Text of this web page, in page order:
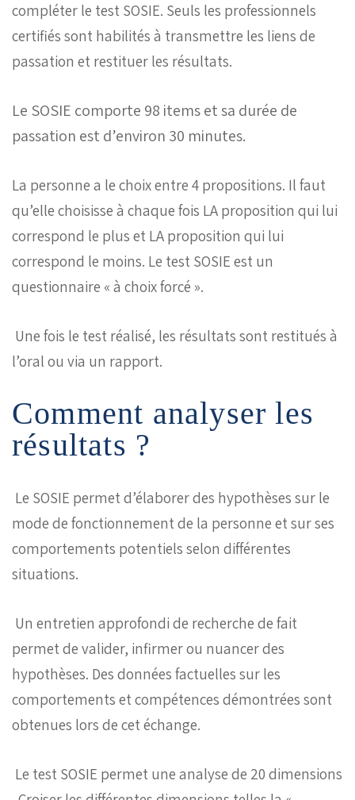
compléter le test SOSIE. Seuls les professionnels
certifiés sont habilités à transmettre les liens de
passation et restituer les résultats.
Le SOSIE comporte 98 items et sa durée de
passation est d’environ 30 minutes.
La personne a le choix entre 4 propositions. Il faut
qu’elle choisisse à chaque fois LA proposition qui lui
correspond le plus et LA proposition qui lui
correspond le moins. Le test SOSIE est un
questionnaire « à choix forcé ».
Une fois le test réalisé, les résultats sont restitués à
l’oral ou via un rapport.
Comment analyser les
résultats ?
Le SOSIE permet d’élaborer des hypothèses sur le
mode de fonctionnement de la personne et sur ses
comportements potentiels selon différentes
situations.
Un entretien approfondi de recherche de fait
permet de valider, infirmer ou nuancer des
hypothèses. Des données factuelles sur les
comportements et compétences démontrées sont
obtenues lors de cet échange.
Le test SOSIE permet une analyse de 20 dimensions